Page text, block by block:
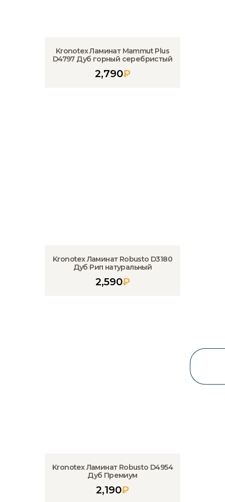
Kronotex Ламинат Mammut Plus
D4797 Дуб горный серебристый
2,790₽
Kronotex Ламинат Robusto D3180
Дуб Рип натуральный
2,590₽
Kronotex Ламинат Robusto D4954
Дуб Премиум
2,190₽